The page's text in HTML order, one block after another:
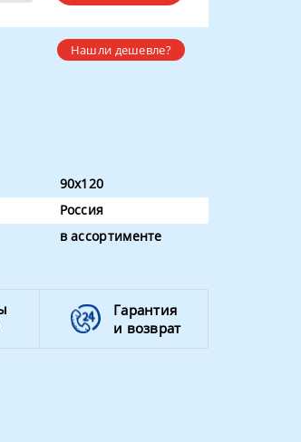
Нашли дешевле?
90x120
Россия
в ассортименте
Гарантия
и возврат